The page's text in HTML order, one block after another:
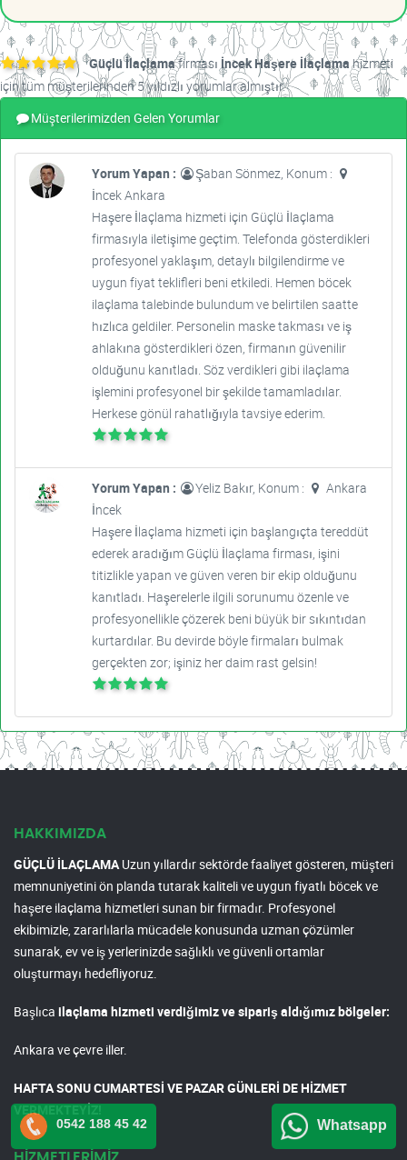
Güçlü İlaçlamafirması İncek Haşere İlaçlamahizmeti
için tüm müşterilerinden 5 yıldızlı yorumlar almıştır.
Müşterilerimizden Gelen Yorumlar
Yorum Yapan :
Şaban Sönmez, Konum :
İncek Ankara
Haşere İlaçlama hizmeti için Güçlü İlaçlama
firmasıyla iletişime geçtim. Telefonda gösterdikleri
profesyonel yaklaşım, detaylı bilgilendirme ve
uygun fiyat teklifleri beni etkiledi. Hemen böcek
ilaçlama talebinde bulundum ve belirtilen saatte
hızlıca geldiler. Personelin maske takması ve iş
ahlakına gösterdikleri özen, firmanın güvenilir
olduğunu kanıtladı. Söz verdikleri gibi ilaçlama
işlemini profesyonel bir şekilde tamamladılar.
Herkese gönül rahatlığıyla tavsiye ederim.
Yorum Yapan : Yeliz Bakır, Konum :
Ankara
İncek
Haşere İlaçlama hizmeti için başlangıçta tereddüt
ederek aradığım Güçlü İlaçlama firması, işini
titizlikle yapan ve güven veren bir ekip olduğunu
kanıtladı. Haşerelerle ilgili sorunumu özenle ve
profesyonellikle çözerek beni büyük bir sıkıntıdan
kurtardılar. Bu devirde böyle firmaları bulmak
gerçekten zor; işiniz her daim rast gelsin!
HAKKIMIZDA
GÜÇLÜ İLAÇLAMAUzun yıllardır sektörde faaliyet gösteren, müşteri
memnuniyetini ön planda tutarak kaliteli ve uygun fiyatlı böcek ve
haşere ilaçlama hizmetleri sunan bir firmadır. Profesyonel
ekibimizle, zararlılarla mücadele konusunda uzman çözümler
sunarak, ev ve iş yerlerinizde sağlıklı ve güvenli ortamlar
oluşturmayı hedefliyoruz.
Başlıca ilaçlama hizmeti verdiğimiz ve sipariş aldığımız bölgeler:
Ankara ve çevre iller.
HAFTA SONU CUMARTESİ VE PAZAR GÜNLERİ DE HİZMET
VERMEKTEYİZ!
0542 188 45 42 Whatsapp